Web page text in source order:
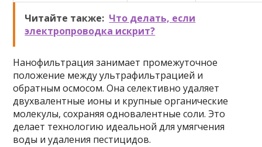
Читайте также: Что делать, если
электропроводка искрит?
Нанофильтрация занимает промежуточное
положение между ультрафильтрацией и
обратным осмосом. Она селективно удаляет
двухвалентные ионы и крупные органические
молекулы, сохраняя одновалентные соли. Это
делает технологию идеальной для умягчения
воды и удаления пестицидов.